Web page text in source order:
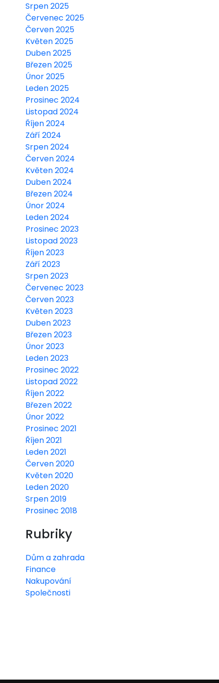
Srpen 2025
Červenec 2025
Červen 2025
Květen 2025
Duben 2025
Březen 2025
Únor 2025
Leden 2025
Prosinec 2024
Listopad 2024
Říjen 2024
Září 2024
Srpen 2024
Červen 2024
Květen 2024
Duben 2024
Březen 2024
Únor 2024
Leden 2024
Prosinec 2023
Listopad 2023
Říjen 2023
Září 2023
Srpen 2023
Červenec 2023
Červen 2023
Květen 2023
Duben 2023
Březen 2023
Únor 2023
Leden 2023
Prosinec 2022
Listopad 2022
Říjen 2022
Březen 2022
Únor 2022
Prosinec 2021
Říjen 2021
Leden 2021
Červen 2020
Květen 2020
Leden 2020
Srpen 2019
Prosinec 2018
Rubriky
Dům a zahrada
Finance
Nakupování
Společnosti